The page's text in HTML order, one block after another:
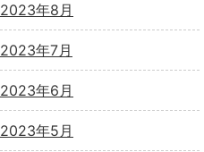
2023年8月
2023年7月
2023年6月
2023年5月